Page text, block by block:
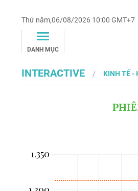
Thứ năm,06/08/2026 10:00 GMT+7
DANH MỤC
INTERACTIVE KINH TẾ -